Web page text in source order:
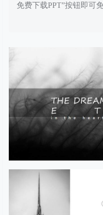
免费下载PPT”按钮即可